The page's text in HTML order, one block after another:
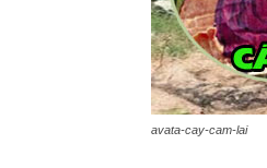
avata-cay-cam-lai